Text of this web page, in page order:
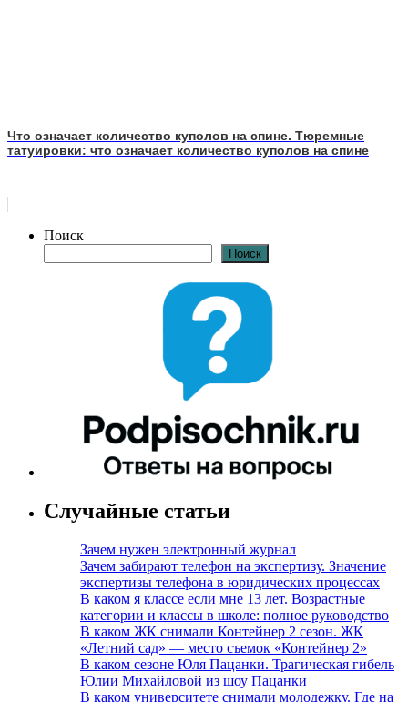
Что означает количество куполов на спине. Тюремные
татуировки: что означает количество куполов на спине
Поиск
Поиск
Случайные статьи
Зачем нужен электронный журнал
Зачем забирают телефон на экспертизу. Значение
экспертизы телефона в юридических процессах
В каком я классе если мне 13 лет. Возрастные
категории и классы в школе: полное руководство
В каком ЖК снимали Контейнер 2 сезон. ЖК
«Летний сад» — место съемок «Контейнер 2»
В каком сезоне Юля Пацанки. Трагическая гибель
Юлии Михайловой из шоу Пацанки
В каком университете снимали молодежку. Где на